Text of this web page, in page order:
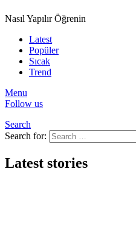
Nasıl Yapılır Öğrenin
Latest
Popüler
Sıcak
Trend
Menu
Follow us
Search
Search for:
Latest stories